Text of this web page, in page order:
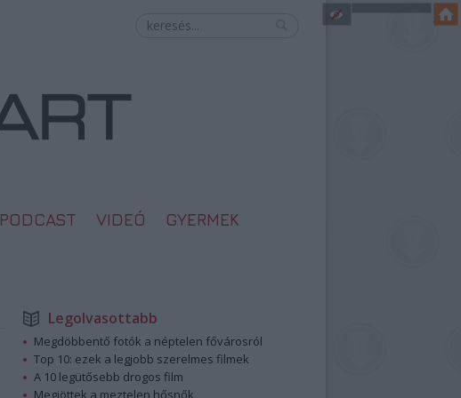
PODCAST VIDEÓ GYERMEK
Legolvasottabb
Megdöbbentő fotók a néptelen fővárosról
Top 10: ezek a legjobb szerelmes filmek
A 10 legütősebb drogos film
Megjöttek a meztelen hősnők